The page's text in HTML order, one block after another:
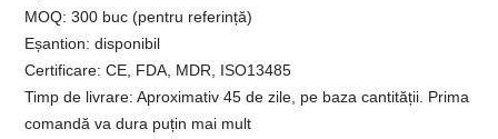
MOQ: 300 buc (pentru referință)
Eșantion: disponibil
Certificare: CE, FDA, MDR, ISO13485
Timp de livrare: Aproximativ 45 de zile, pe baza cantității. Prima
comandă va dura puțin mai mult